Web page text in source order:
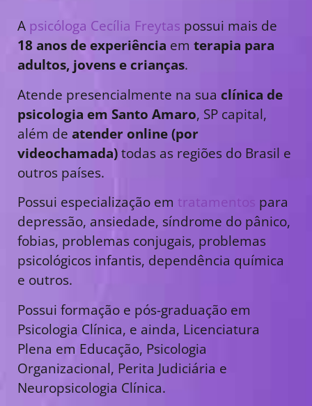
A psicóloga Cecília Freytas possui mais de
18 anos de experiência em terapia para
adultos, jovens e crianças.
Atende presencialmente na sua clínica de
psicologia em Santo Amaro, SP capital,
além de atender online (por
videochamada)todas as regiões do Brasil e
outros países.
Possui especialização em tratamentos para
depressão, ansiedade, síndrome do pânico,
fobias, problemas conjugais, problemas
psicológicos infantis, dependência química
e outros.
Possui formação e pós-graduação em
Psicologia Clínica, e ainda, Licenciatura
Plena em Educação, Psicologia
Organizacional, Perita Judiciária e
Neuropsicologia Clínica.